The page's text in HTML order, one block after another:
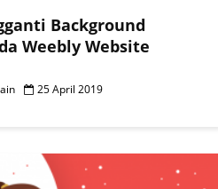
Background
Weebly Website
25 April 2019